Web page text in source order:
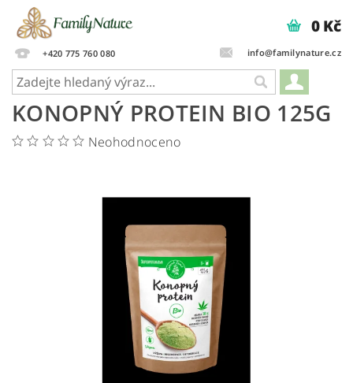
+420 775 760 080 info@familynature.cz
0 Kč
KONOPNÝ PROTEIN BIO 125G
Neohodnoceno